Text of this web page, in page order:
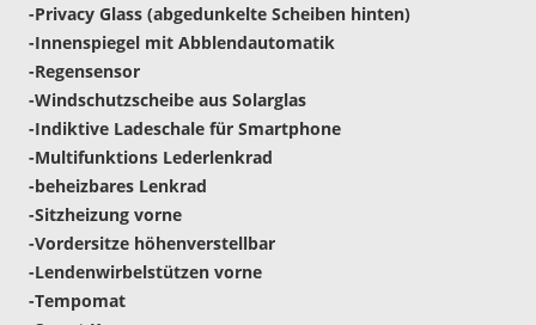
-Privacy Glass (abgedunkelte Scheiben hinten)
-Innenspiegel mit Abblendautomatik
-Regensensor
-Windschutzscheibe aus Solarglas
-Indiktive Ladeschale für Smartphone
-Multifunktions Lederlenkrad
-beheizbares Lenkrad
-Sitzheizung vorne
-Vordersitze höhenverstellbar
-Lendenwirbelstützen vorne
-Tempomat